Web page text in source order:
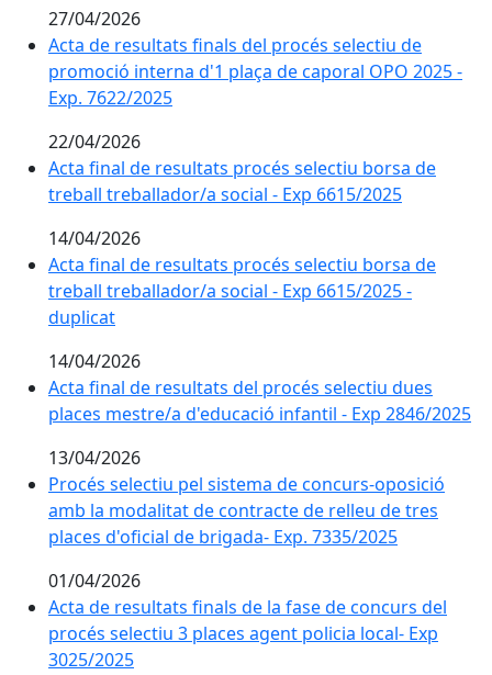
27/04/2026
Acta de resultats finals del procés selectiu de
Acta de resultats finals del procés selectiu de
promoció interna d'1 plaça de caporal OPO 2025 -
Exp. 7622/2025
22/04/2026
Acta final de resultats procés selectiu borsa de
Acta final de resultats procés selectiu borsa de
treball treballador/a social - Exp 6615/2025
14/04/2026
Acta final de resultats procés selectiu borsa de
Acta final de resultats procés selectiu borsa de
treball treballador/a social - Exp 6615/2025 -
duplicat
14/04/2026
Acta final de resultats del procés selectiu dues
Acta final de resultats del procés selectiu dues
places mestre/a d'educació infantil - Exp 2846/2025
13/04/2026
Procés selectiu pel sistema de concurs-oposició
Procés selectiu pel sistema de concurs-oposició
amb la modalitat de contracte de relleu de tres
places d'oficial de brigada- Exp. 7335/2025
01/04/2026
Acta de resultats finals de la fase de concurs del
Acta de resultats finals de la fase de concurs del
procés selectiu 3 places agent policia local- Exp
3025/2025